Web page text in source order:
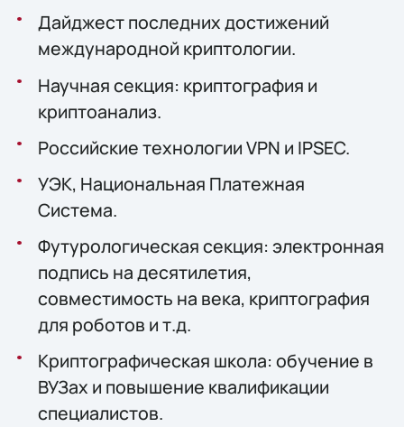
Дайджест последних достижений
международной криптологии.
Научная секция: криптография и
криптоанализ.
Российские технологии VPN и IPSEC.
УЭК, Национальная Платежная
Система.
Футурологическая секция: электронная
подпись на десятилетия,
совместимость на века, криптография
для роботов и т.д.
Криптографическая школа: обучение в
ВУЗах и повышение квалификации
специалистов.